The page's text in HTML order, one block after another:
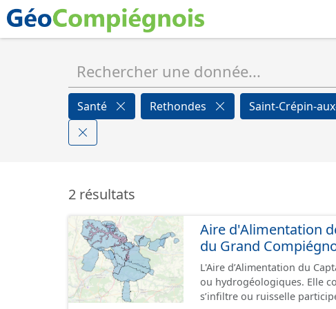
Santé Rethondes Saint-Crépin-
2 résultats
Aire d'Alimentation
du Grand
L'Aire d’Alimentation du
ou hydrogéologiques. Elle
s’infiltre ou ruisselle